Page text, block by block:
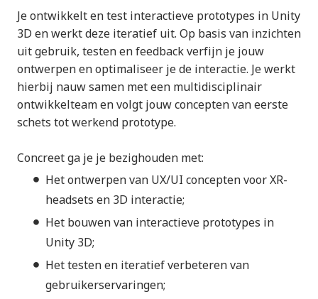
Je ontwikkelt en test interactieve prototypes in Unity
3D en werkt deze iteratief uit. Op basis van inzichten
uit gebruik, testen en feedback verfijn je jouw
ontwerpen en optimaliseer je de interactie. Je werkt
hierbij nauw samen met een multidisciplinair
ontwikkelteam en volgt jouw concepten van eerste
schets tot werkend prototype.
Concreet ga je je bezighouden met:
Het ontwerpen van UX/UI concepten voor XR-
headsets en 3D interactie;
Het bouwen van interactieve prototypes in
Unity 3D;
Het testen en iteratief verbeteren van
gebruikerservaringen;